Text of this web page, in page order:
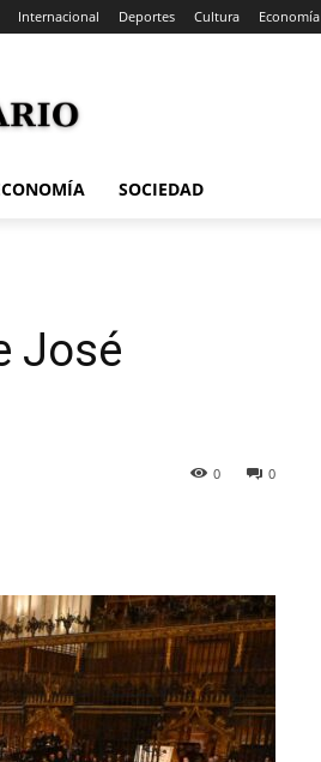
Internacional Deportes Cultura Economía
SOCIEDAD
José
0
0